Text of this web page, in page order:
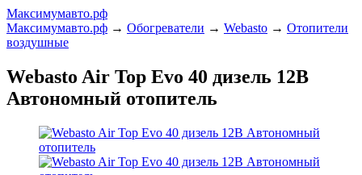
Максимумавто.рф
Максимумавто.рф → Обогреватели → Webasto → Отопители
воздушные
Webasto Air Top Evo 40 дизель 12В
Автономный отопитель